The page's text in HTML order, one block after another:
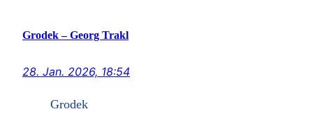
Grodek – Georg Trakl
28. Jan. 2026, 18:54
Grodek